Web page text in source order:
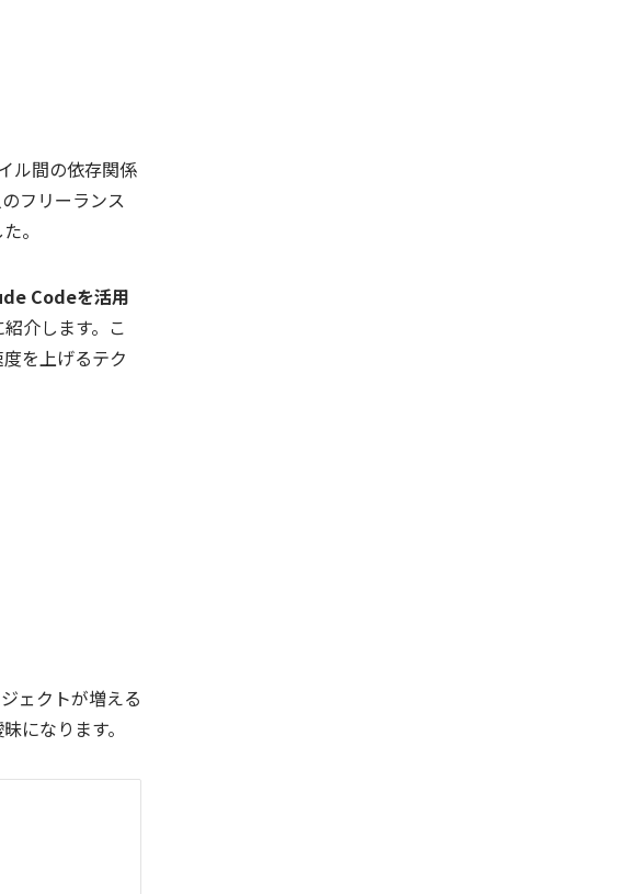
ル間の依存関係
フリーランス
。
Codeを活用
介します。こ
を上げるテク
ェクトが増える
になります。